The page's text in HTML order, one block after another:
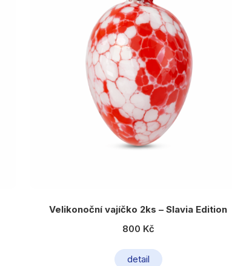
Velikonoční vajíčko 2ks – Slavia Edition
800 Kč
detail